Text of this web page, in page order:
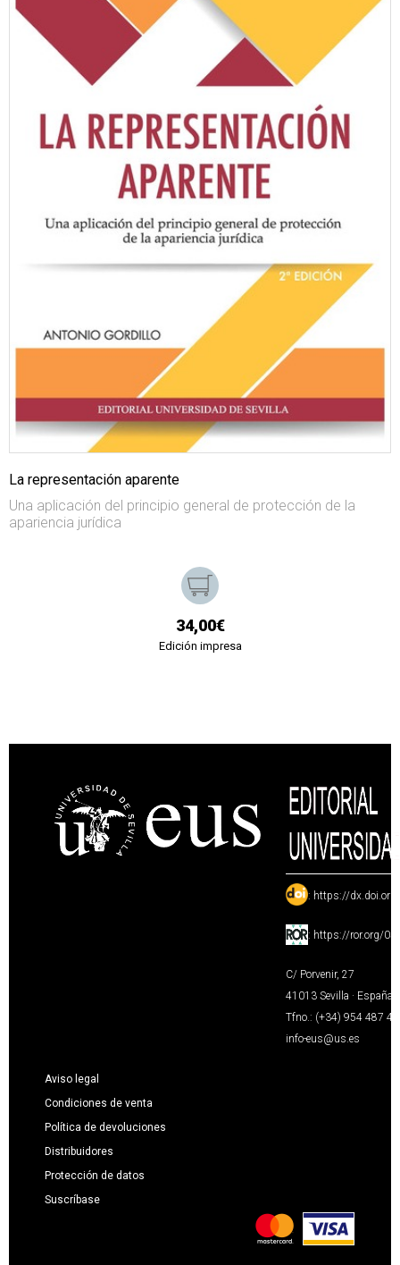
La representación aparente
Una aplicación del principio general de protección de la
apariencia jurídica
34,00€
Edición impresa
: https://
: https://ror.org/
C/ Porvenir, 27
41013 Sevilla · España
Tfno.: (+34) 954 487
info-eus@us.es
Aviso legal
Condiciones de venta
Política de devoluciones
Distribuidores
Protección de datos
Suscríbase